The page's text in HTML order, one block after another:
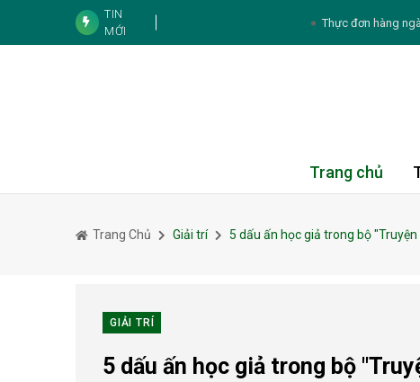
TIN
MỚI
5 cách duy trì nguồn
5 thực phẩm bổ sung
3 cách kết hợp khoai lang
Trang chủ
Trang Chủ Giải trí 5 dấu ấn học giả trong bộ "Truyện
GIẢI TRÍ
5 dấu ấn học giả trong bộ